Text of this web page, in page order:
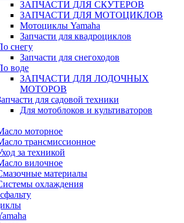
ЗАПЧАСТИ ДЛЯ СКУТЕРОВ
ЗАПЧАСТИ ДЛЯ МОТОЦИКЛОВ
Мотоциклы Yamaha
Запчасти для квадроциклов
снегу
Запчасти для снегоходов
воде
ЗАПЧАСТИ ДЛЯ ЛОДОЧНЫХ
МОТОРОВ
для садовой техники
Для мотоблоков и культиваторов
моторное
трансмиссионное
за техникой
вилочное
материалы
охлаждения